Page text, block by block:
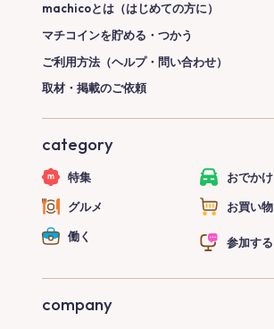
machicoとは（はじめての方に）
マチコインを貯める・つかう
ご利用方法（ヘルプ・問い合わせ）
取材・掲載のご依頼
category
特集 おでかけ
グルメ お買い物
働く 参加する
company